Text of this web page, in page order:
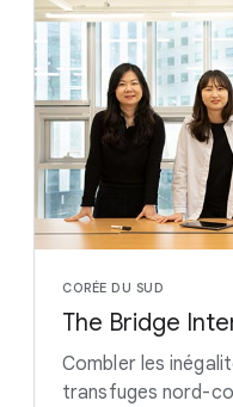
CORÉE DU SUD
The Bridge
Combler les
transfuges nord-